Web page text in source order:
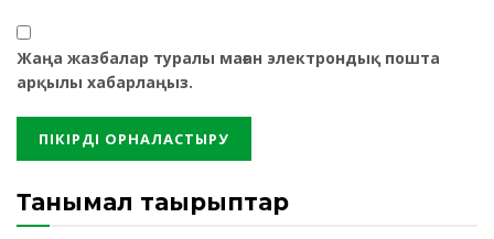
Жаңа жазбалар туралы маған электрондық пошта
арқылы хабарлаңыз.
Танымал тақырыптар